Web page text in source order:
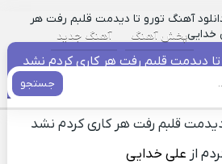
پخش آهنگ آهنگ جدید
جستجو
آهنگ تورو تا دیدمت قلبم رفت هر
خدایی
تا دیدمت قلبم رفت هر کاری کردم نشد
دیدمت قلبم رفت هر کاری کردم نشد
از علی خدایی